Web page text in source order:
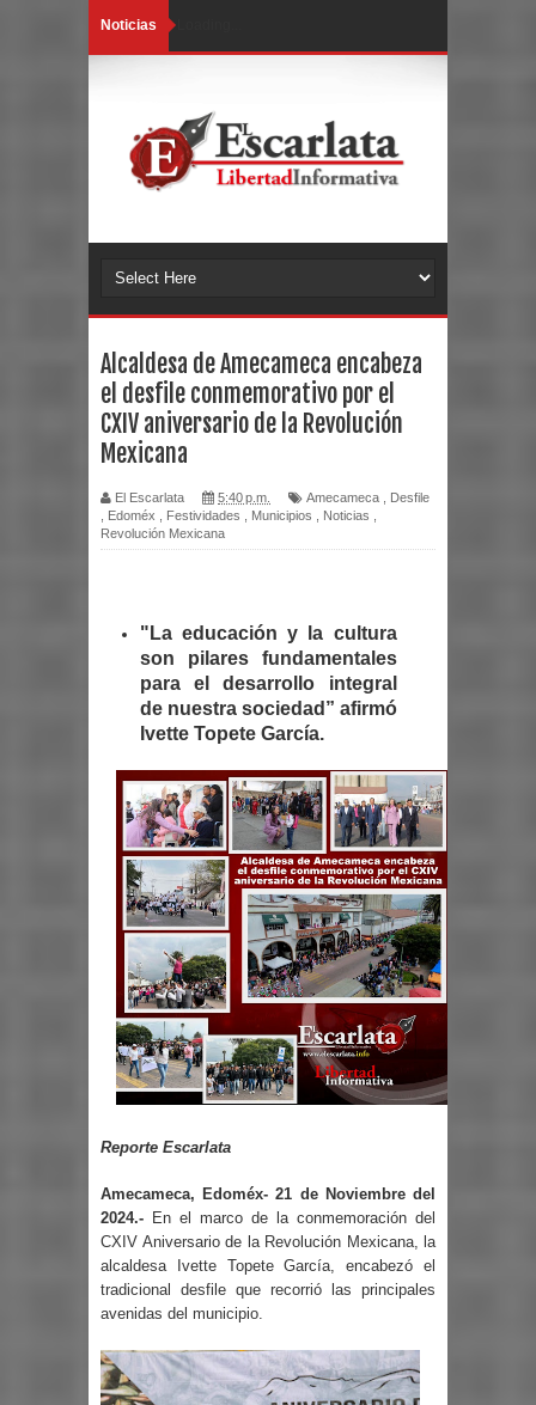
Noticias
Alcaldesa de Amecameca encabeza
el desfile conmemorativo por el
CXIV aniversario de la Revolución
Mexicana
El Escarlata 5:40 p.m. Amecameca
Desfile
Edoméx Festividades Municipios Noticias
Revolución Mexicana
"La educación y la cultura
son pilares fundamentales
para el desarrollo integral
de nuestra sociedad” afirmó
Ivette Topete García.
Reporte Escarlata
Amecameca, Edoméx- 21 de Noviembre del
2024.- En el marco de la conmemoración del
CXIV Aniversario de la Revolución Mexicana, la
alcaldesa Ivette Topete García, encabezó el
tradicional desfile que recorrió las principales
avenidas del municipio.